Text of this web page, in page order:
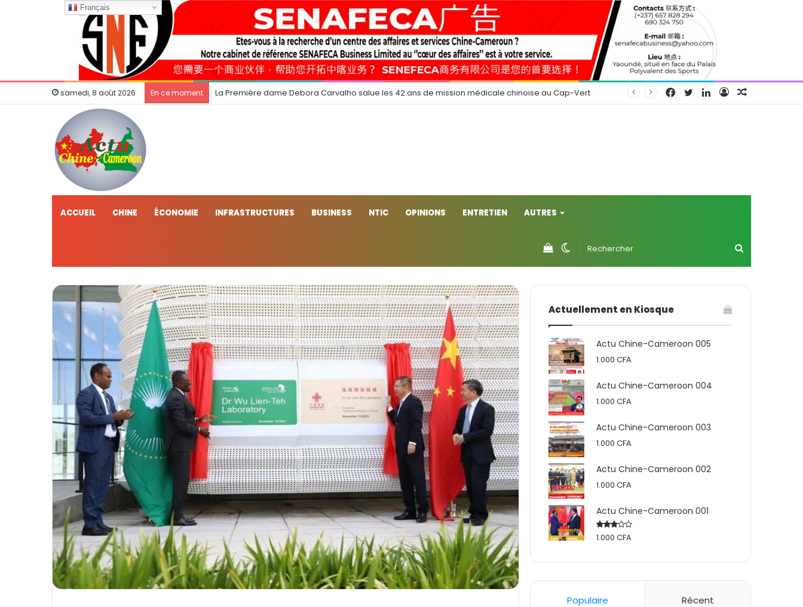
samedi, 8 août 2026 En ce moment La Première dame Debora Carvalho salue les 42 ans de mission médicale chinoise au Cap-Vert Connexion
Linkedin
Twitter
Facebook
ACCUEIL CHINE ÉCONOMIE INFRASTRUCTURES BUSINESS NTIC OPINIONS ENTRETIEN AUTRES
Switch
skin
Voir
votre
Actuellement en Kiosque
Actu Chine-Cameroon 005
1.000CFA
Actu Chine-Cameroon 004
1.000CFA
Actu Chine-Cameroon 003
1.000CFA
Actu Chine-Cameroon 002
1.000CFA
Actu Chine-Cameroon 001
Rated
1.000CFA
Populaire Récent
Français